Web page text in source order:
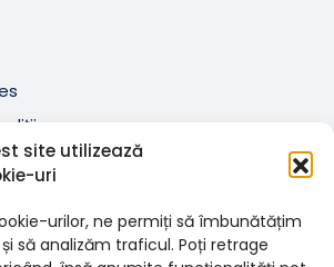
site utilizează
uri
urilor, ne permiți să îmbunătățim
să analizăm traficul. Poți retrage